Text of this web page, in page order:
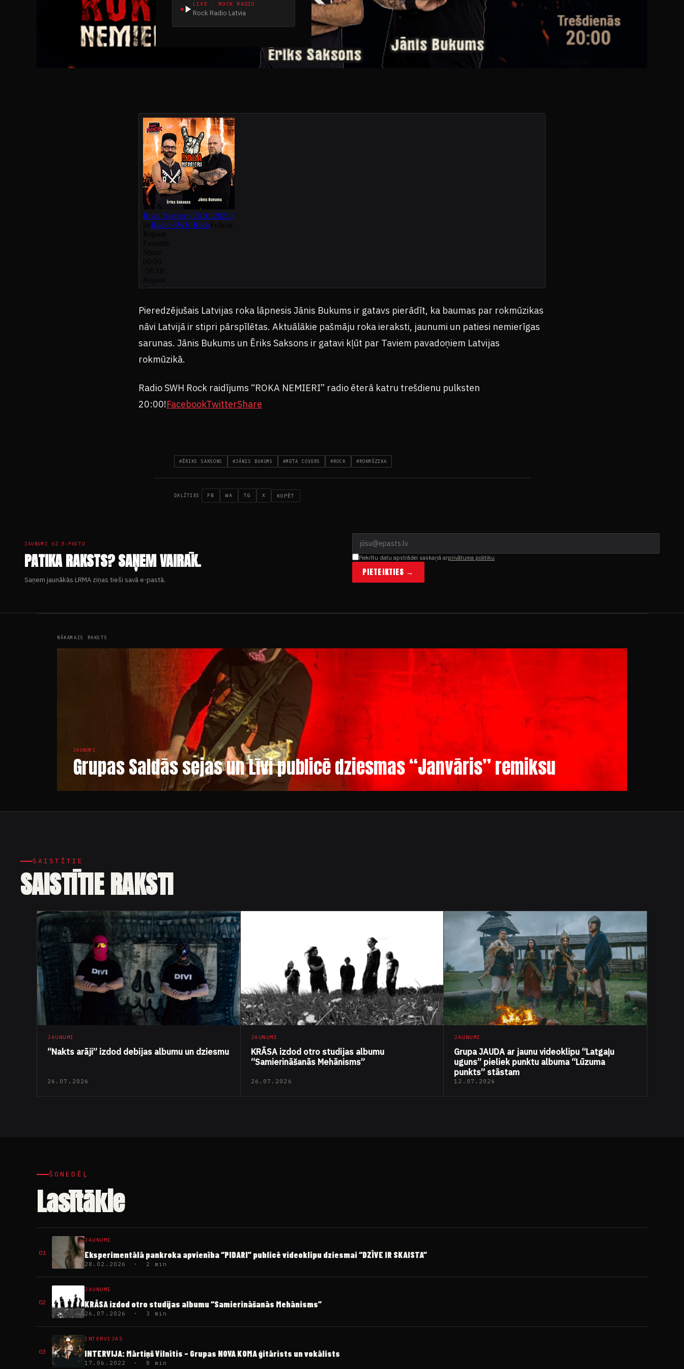
LIVE · ROCK RADIO
Rock Radio Latvia
Pieredzējušais Latvijas roka lāpnesis Jānis Bukums ir gatavs pierādīt, ka baumas par rokmūzikas
nāvi Latvijā ir stipri pārspīlētas. Aktuālākie pašmāju roka ieraksti, jaunumi un patiesi nemierīgas
sarunas. Jānis Bukums un Ēriks Saksons ir gatavi kļūt par Taviem pavadoņiem Latvijas
rokmūzikā.
Radio SWH Rock raidījums “ROKA NEMIERI” radio ēterā katru trešdienu pulksten
20:00!FacebookTwitterShare
#ĒRIKS SAKSONS #JĀNIS BUKUMS #META COVERS #ROCK #ROKMŪZIKA
DALĪTIES FB WA TG X KOPĒT
JAUNUMI UZ E-PASTU
PATIKA RAKSTS? SAŅEM VAIRĀK.
Saņem jaunākās LRMA ziņas tieši savā e-pastā.
Piekrītu datu apstrādei saskaņā arprivātuma politiku
PIETEIKTIES →
NĀKAMAIS RAKSTS
JAUNUMI
Grupas Saldās sejas un Līvi publicē dziesmas “Janvāris” remiksu
SAISTĪTIE
SAISTĪTIE RAKSTI
JAUNUMI
“Nakts arāji” izdod debijas albumu un dziesmu
26.07.2026
JAUNUMI
KRĀSA izdod otro studijas albumu
“Samierināšanās Mehānisms”
26.07.2026
JAUNUMI
Grupa JAUDA ar jaunu videoklipu “Latgaļu
uguns” pieliek punktu albuma “Lūzuma
punkts” stāstam
12.07.2026
ŠONEDĒĻ
Lasītākie
01
JAUNUMI
Eksperimentālā pankroka apvienība “PIDARI” publicē videoklipu dziesmai “DZĪVE IR SKAISTA”
28.02.2026 · 2 min
02
JAUNUMI
KRĀSA izdod otro studijas albumu “Samierināšanās Mehānisms”
26.07.2026 · 3 min
03
INTERVIJAS
INTERVIJA: Mārtiņš Vilnītis – Grupas NOVA KOMA ģitārists un vokālists
17.06.2022 · 8 min